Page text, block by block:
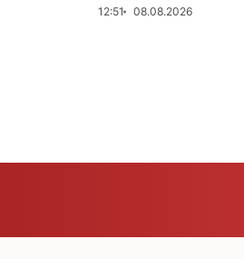
12:51 08.08.2026